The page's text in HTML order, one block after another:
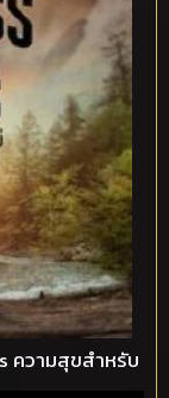
ความสุขสำหรับ